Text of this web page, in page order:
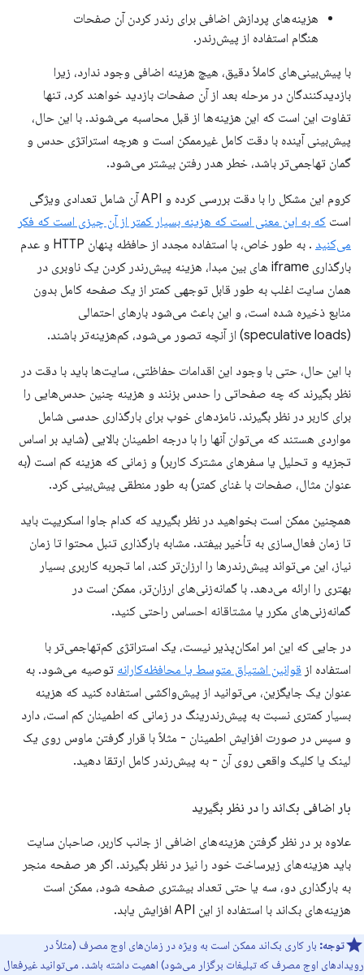
هزینه‌های پردازش اضافی برای رندر کردن آن صفحات
هنگام استفاده از پیش‌رندر.
با پیش‌بینی‌های کاملاً دقیق، هیچ هزینه اضافی وجود ندارد، زیرا
بازدیدکنندگان در مرحله بعد از آن صفحات بازدید خواهند کرد، تنها
تفاوت این است که این هزینه‌ها از قبل محاسبه می‌شوند. با این حال،
پیش‌بینی آینده با دقت کامل غیرممکن است و هرچه استراتژی حدس و
گمان تهاجمی‌تر باشد، خطر هدر رفتن بیشتر می‌شود.
کروم این مشکل را با دقت بررسی کرده و API آن شامل تعدادی ویژگی
است که به این معنی است که هزینه بسیار کمتر از آن چیزی است که فکر
می‌کنید
. به طور خاص، با استفاده مجدد از حافظه پنهان HTTP و عدم
بارگذاری iframe های بین مبدا، هزینه پیش‌رندر کردن یک ناوبری در
همان سایت اغلب به طور قابل توجهی کمتر از یک صفحه کامل بدون
منابع ذخیره شده است، و این باعث می‌شود بارهای احتمالی
(speculative loads) از آنچه تصور می‌شود، کم‌هزینه‌تر باشند.
با این حال، حتی با وجود این اقدامات حفاظتی، سایت‌ها باید با دقت در
نظر بگیرند که چه صفحاتی را حدس بزنند و هزینه چنین حدس‌هایی را
برای کاربر در نظر بگیرند. نامزدهای خوب برای بارگذاری حدسی شامل
مواردی هستند که می‌توان آنها را با درجه اطمینان بالایی (شاید بر اساس
تجزیه و تحلیل یا سفرهای مشترک کاربر) و زمانی که هزینه کم است (به
عنوان مثال، صفحات با غنای کمتر) به طور منطقی پیش‌بینی کرد.
همچنین ممکن است بخواهید در نظر بگیرید که کدام جاوا اسکریپت باید
تا زمان فعال‌سازی به تأخیر بیفتد. مشابه بارگذاری تنبل محتوا تا زمان
نیاز، این می‌تواند پیش‌رندرها را ارزان‌تر کند، اما تجربه کاربری بسیار
بهتری را ارائه می‌دهد. با گمانه‌زنی‌های ارزان‌تر، ممکن است در
گمانه‌زنی‌های مکرر یا مشتاقانه احساس راحتی کنید.
در جایی که این امر امکان‌پذیر نیست، یک استراتژی کم‌تهاجمی‌تر با
استفاده از قوانین اشتیاق متوسط ​​یا محافظه‌کارانه توصیه می‌شود. به
عنوان یک جایگزین، می‌توانید از پیش‌واکشی استفاده کنید که هزینه
بسیار کمتری نسبت به پیش‌رندرینگ در زمانی که اطمینان کم است، دارد
و سپس در صورت افزایش اطمینان - مثلاً با قرار گرفتن ماوس روی یک
لینک یا کلیک واقعی روی آن - به پیش‌رندر کامل ارتقا دهید.
بار اضافی بک‌اند را در نظر بگیرید
علاوه بر در نظر گرفتن هزینه‌های اضافی از جانب کاربر، صاحبان سایت
باید هزینه‌های زیرساخت خود را نیز در نظر بگیرند. اگر هر صفحه منجر
به بارگذاری دو، سه یا حتی تعداد بیشتری صفحه شود، ممکن است
هزینه‌های بک‌اند با استفاده از این API افزایش یابد.
توجه: بار کاری بک‌اند ممکن است به ویژه در زمان‌های اوج مصرف (مثلاً در
رویدادهای اوج مصرف که تبلیغات برگزار می‌شود) اهمیت داشته باشد. می‌توانید غیرفعال